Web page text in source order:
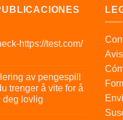
https://test.com/
av pengespill
trenger å vite for å
deg lovlig